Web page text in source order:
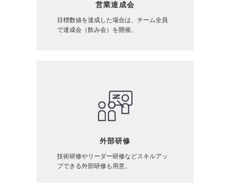
営業達成会
目標数値を達成した場合は、チーム全員
で達成会（飲み会）を開催。
外部研修
技術研修やリーダー研修などスキルアッ
プできる外部研修も用意。